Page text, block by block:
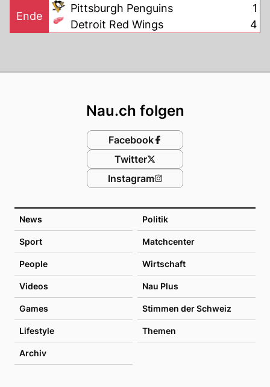
Ende
Pittsburgh Penguins
Detroit Red Wings
1
4
News Politik
Sport Matchcenter
People Wirtschaft
Videos Nau Plus
Games Stimmen der Schweiz
Lifestyle Themen
Archiv
Nau.ch folgen
Facebook
Twitter
Instagram